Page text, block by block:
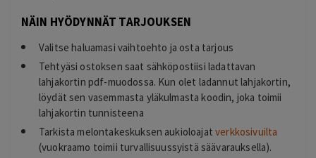
NÄIN HYÖDYNNÄT TARJOUKSEN
Valitse haluamasi vaihtoehto ja osta tarjous
Tehtyäsi ostoksen saat sähköpostiisi ladattavan
lahjakortin pdf-muodossa. Kun olet ladannut lahjakortin,
löydät sen vasemmasta yläkulmasta koodin, joka toimii
lahjakortin tunnisteena
Tarkista melontakeskuksen aukioloajatverkkosivuilta
(vuokraamo toimii turvallisuussyistä säävarauksella).